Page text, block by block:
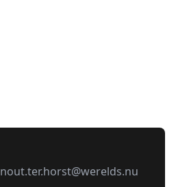
nout.ter.horst@werelds.nu